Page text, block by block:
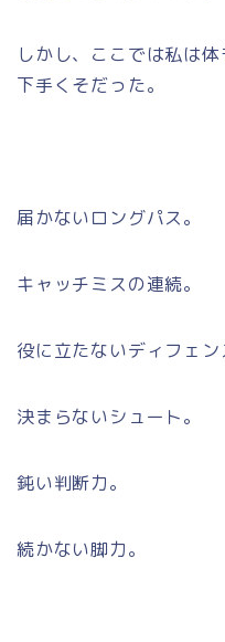
しかし、ここでは私は
下手くそだった。
届かないロングパス。
キャッチミスの連続。
役に立たないディフェン
決まらないシュート。
鈍い判断力。
続かない脚力。